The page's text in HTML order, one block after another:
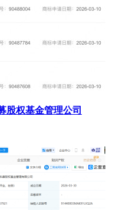
股权基金管理公司